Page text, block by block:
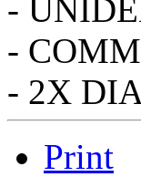
-
-
- 2X
Print